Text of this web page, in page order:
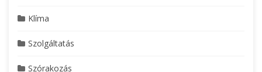
Klíma
Szolgáltatás
Szórakozás